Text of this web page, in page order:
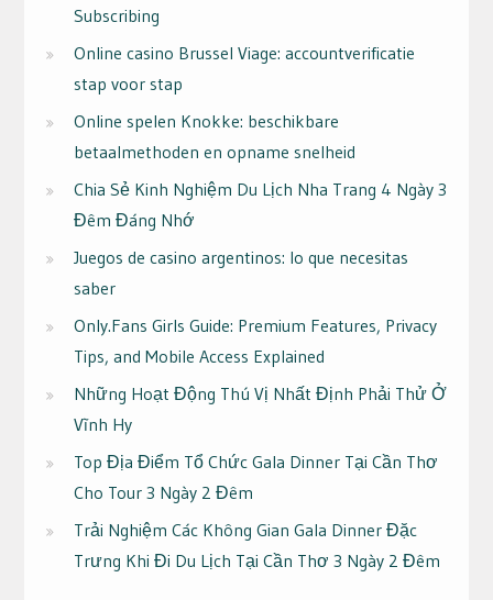
Subscribing
Online casino Brussel Viage: accountverificatie
stap voor stap
Online spelen Knokke: beschikbare
betaalmethoden en opname snelheid
Chia Sẻ Kinh Nghiệm Du Lịch Nha Trang 4 Ngày 3
Đêm Đáng Nhớ
Juegos de casino argentinos: lo que necesitas
saber
Only.Fans Girls Guide: Premium Features, Privacy
Tips, and Mobile Access Explained
Những Hoạt Động Thú Vị Nhất Định Phải Thử Ở
Vĩnh Hy
Top Địa Điểm Tổ Chức Gala Dinner Tại Cần Thơ
Cho Tour 3 Ngày 2 Đêm
Trải Nghiệm Các Không Gian Gala Dinner Đặc
Trưng Khi Đi Du Lịch Tại Cần Thơ 3 Ngày 2 Đêm